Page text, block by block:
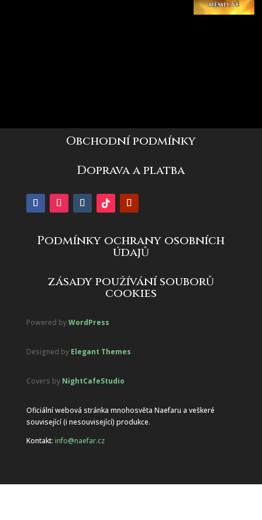
Obchodní podmínky
Doprava a platba
Podmínky ochrany osobních
údajů
zásady používání souborů
cookies
Powered byWordPress
Designed by Elegant Themes
Covers by NightCafeStudio
Oficiální webová stránka mnohosvěta Naefaru a veškeré
související (i nesouvisející) produkce.
Kontakt: info@naefar.cz